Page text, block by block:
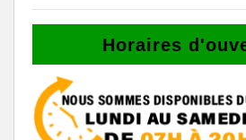
Horaires